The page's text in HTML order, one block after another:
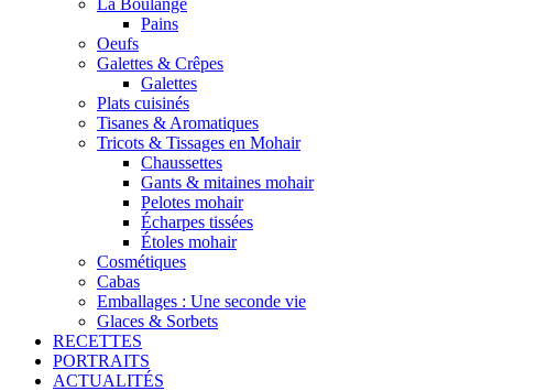
La Boulange
Pains
Oeufs
Galettes & Crêpes
Galettes
Plats cuisinés
Tisanes & Aromatiques
Tricots & Tissages en Mohair
Chaussettes
Gants & mitaines mohair
Pelotes mohair
Écharpes tissées
Étoles mohair
Cosmétiques
Cabas
Emballages : Une seconde vie
Glaces & Sorbets
RECETTES
PORTRAITS
ACTUALITÉS